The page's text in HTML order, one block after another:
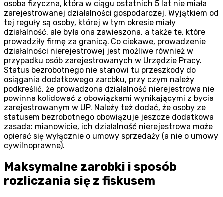
osoba fizyczna, która w ciągu ostatnich 5 lat nie miała
zarejestrowanej działalności gospodarczej. Wyjątkiem od
tej reguły są osoby, której w tym okresie miały
działalność, ale była ona zawieszona, a także te, które
prowadziły firmę za granicą. Co ciekawe, prowadzenie
działalności nierejestrowej jest możliwe również w
przypadku osób zarejestrowanych w Urzędzie Pracy.
Status bezrobotnego nie stanowi tu przeszkody do
osiągania dodatkowego zarobku, przy czym należy
podkreślić, że prowadzona działalność nierejestrowa nie
powinna kolidować z obowiązkami wynikającymi z bycia
zarejestrowanym w UP. Należy też dodać, że osoby ze
statusem bezrobotnego obowiązuje jeszcze dodatkowa
zasada: mianowicie, ich działalność nierejestrowa może
opierać się wyłącznie o umowy sprzedaży (a nie o umowy
cywilnoprawne).
Maksymalne zarobki i sposób
rozliczania się z fiskusem